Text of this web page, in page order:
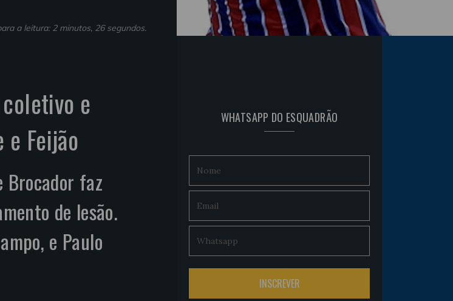
a leitura: 2 minutos, 26 segundos.
e
Feijão
faz
de lesão.
e Paulo
WHATSAPP DO ESQUADRÃO